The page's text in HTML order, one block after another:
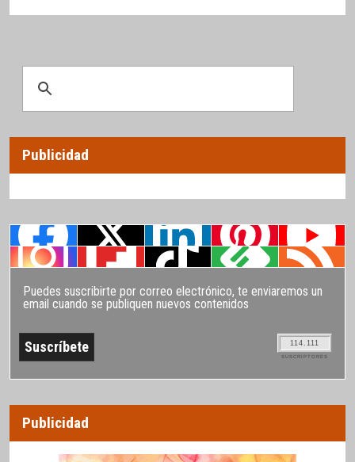
Publicidad
Puedes suscribirte por correo electrónico, te enviaremos un
email cuando se publiquen nuevos contenidos
114.111
SUSCRIPTORES
Publicidad